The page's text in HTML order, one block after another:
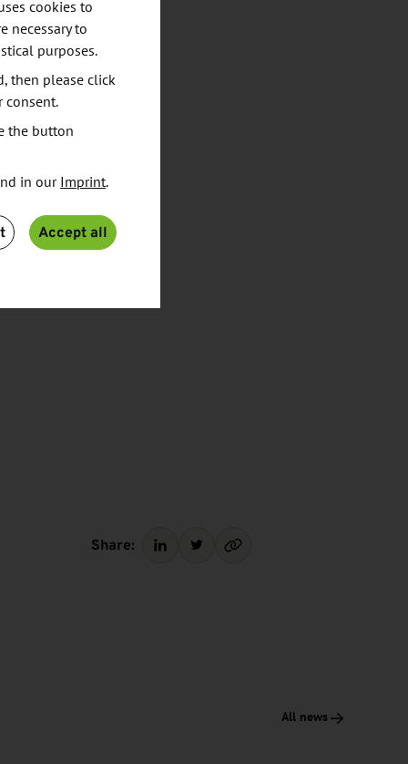
Share:
All news
cookies to
necessary to
purposes.
then please click
consent.
the button
in our Imprint.
Accept all